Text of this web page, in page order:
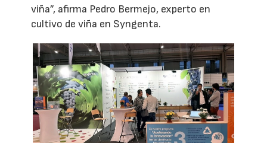
viña”, afirma Pedro Bermejo, experto en
cultivo de viña en Syngenta.